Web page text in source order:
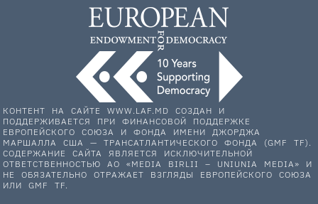
КОНТЕНТ НА САЙТЕ WWW.LAF.MD СОЗДАН И
ПОДДЕРЖИВАЕТСЯ ПРИ ФИНАНСОВОЙ ПОДДЕРЖКЕ
ЕВРОПЕЙСКОГО СОЮЗА И ФОНДА ИМЕНИ ДЖОРДЖА
МАРШАЛЛА США — ТРАНСАТЛАНТИЧЕСКОГО ФОНДА (GMF TF).
СОДЕРЖАНИЕ САЙТА ЯВЛЯЕТСЯ ИСКЛЮЧИТЕЛЬНОЙ
ОТВЕТСТВЕННОСТЬЮ АО «MEDIA BIRLII – UNIUNIA MEDIA» И
НЕ ОБЯЗАТЕЛЬНО ОТРАЖАЕТ ВЗГЛЯДЫ ЕВРОПЕЙСКОГО СОЮЗА
ИЛИ GMF TF.